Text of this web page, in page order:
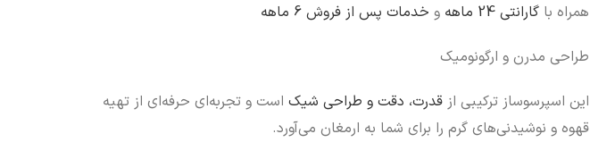
همراه با گارانتی 24 ماهه و خدمات پس از فروش 6 ماهه
طراحی مدرن و ارگونومیک
این اسپرسوساز ترکیبی از قدرت، دقت و طراحی شیک است و تجربه‌ای حرفه‌ای از تهیه
قهوه و نوشیدنی‌های گرم را برای شما به ارمغان می‌آورد.